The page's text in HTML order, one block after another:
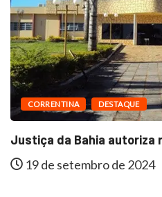
DESTAQUE
da Bahia autoriza
setembro de 2024